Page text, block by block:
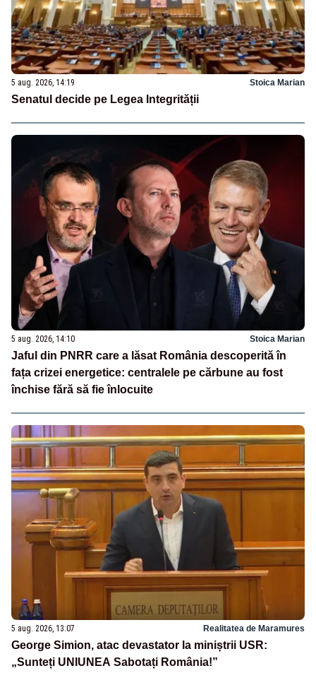
5 aug. 2026, 14:19 Stoica Marian
Senatul decide pe Legea Integrității
5 aug. 2026, 14:10 Stoica Marian
Jaful din PNRR care a lăsat România descoperită în
fața crizei energetice: centralele pe cărbune au fost
închise fără să fie înlocuite
5 aug. 2026, 13:07 Realitatea de Maramures
George Simion, atac devastator la miniștrii USR:
„Sunteți UNIUNEA Sabotați România!”